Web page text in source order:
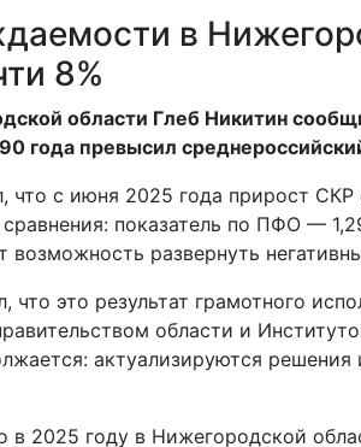
в
8%
области Глеб Никитин
года превысил
что с июня 2025 года прирост
показатель по ПФО —
развернуть
что это результат грамотного
области и
актуализируются
в 2025 году в Нижегородской